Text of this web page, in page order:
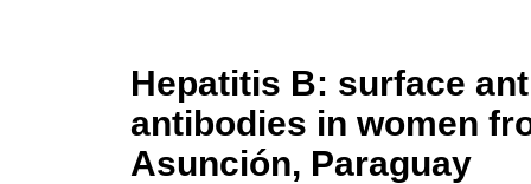
Hepatitis B: surface
antibodies in women
Asunción, Paraguay